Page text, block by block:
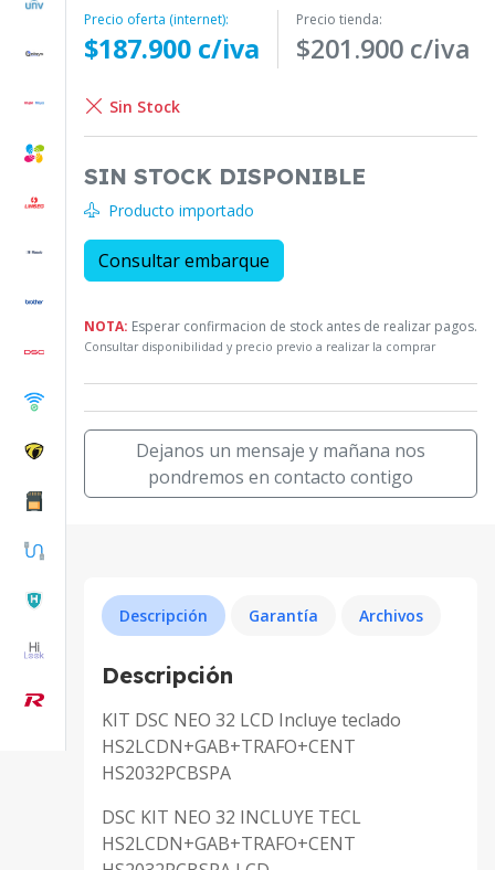
Precio oferta (internet):
$187.900 c/iva
Precio tienda:
$201.900 c/iva
Sin Stock
SIN STOCK DISPONIBLE
Producto importado
Consultar embarque
NOTA: Esperar confirmacion de stock antes de realizar pagos.
Consultar disponibilidad y precio previo a realizar la comprar
Dejanos un mensaje y mañana nos
pondremos en contacto contigo
Descripción Garantía Archivos
Descripción
KIT DSC NEO 32 LCD Incluye teclado
HS2LCDN+GAB+TRAFO+CENT
HS2032PCBSPA
DSC KIT NEO 32 INCLUYE TECL
HS2LCDN+GAB+TRAFO+CENT